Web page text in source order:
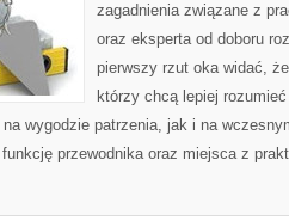
zagadnienia związane z
oraz eksperta od doboru
pierwszy rzut oka widać,
którzy chcą lepiej
wygodzie patrzenia, jak i na
funkcję przewodnika oraz miejsca z